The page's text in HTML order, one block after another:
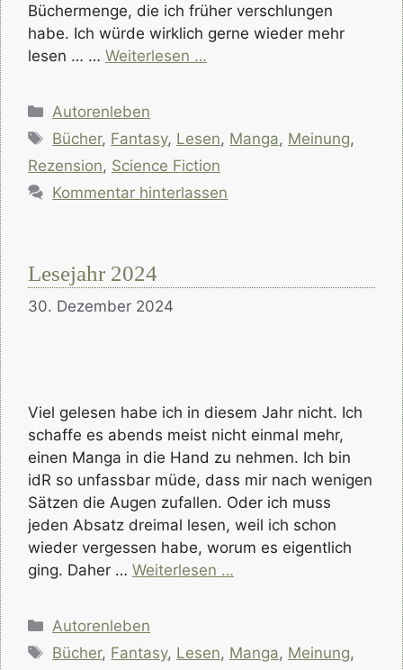
Büchermenge, die ich früher verschlungen
habe. Ich würde wirklich gerne wieder mehr
lesen … … Weiterlesen …
Kategorien
Autorenleben
Schlagwörter
Bücher, Fantasy, Lesen, Manga, Meinung,
Rezension, Science Fiction
Kommentar hinterlassen
Lesejahr 2024
30. Dezember 2024
Viel gelesen habe ich in diesem Jahr nicht. Ich
schaffe es abends meist nicht einmal mehr,
einen Manga in die Hand zu nehmen. Ich bin
idR so unfassbar müde, dass mir nach wenigen
Sätzen die Augen zufallen. Oder ich muss
jeden Absatz dreimal lesen, weil ich schon
wieder vergessen habe, worum es eigentlich
ging. Daher … Weiterlesen …
Kategorien
Autorenleben
Schlagwörter
Bücher, Fantasy, Lesen, Manga, Meinung,